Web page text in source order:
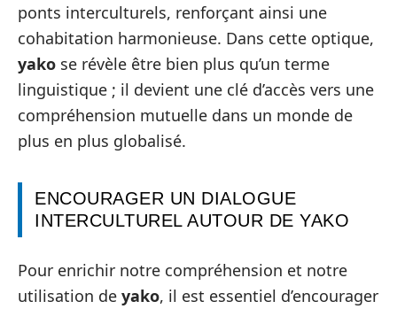
ponts interculturels, renforçant ainsi une
cohabitation harmonieuse. Dans cette optique,
yako se révèle être bien plus qu’un terme
linguistique ; il devient une clé d’accès vers une
compréhension mutuelle dans un monde de
plus en plus globalisé.
ENCOURAGER UN DIALOGUE
INTERCULTUREL AUTOUR DE YAKO
Pour enrichir notre compréhension et notre
utilisation de yako, il est essentiel d’encourager